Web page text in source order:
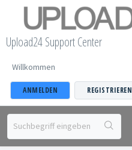
Upload24 Support Center
Willkommen
ANMELDEN REGISTRIEREN